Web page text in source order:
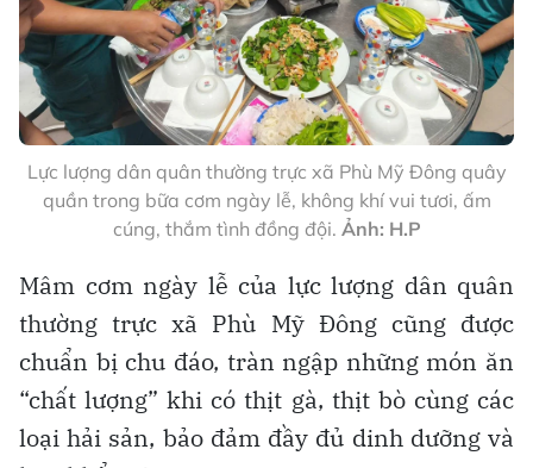
Lực lượng dân quân thường trực xã Phù Mỹ Đông quây
quần trong bữa cơm ngày lễ, không khí vui tươi, ấm
cúng, thắm tình đồng đội. Ảnh: H.P
Mâm cơm ngày lễ của lực lượng dân quân
thường trực xã Phù Mỹ Đông cũng được
chuẩn bị chu đáo, tràn ngập những món ăn
“chất lượng” khi có thịt gà, thịt bò cùng các
loại hải sản, bảo đảm đầy đủ dinh dưỡng và